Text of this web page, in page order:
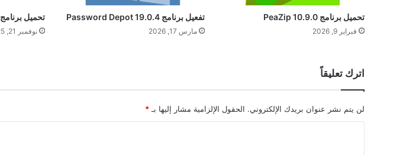
تحميل برنامج PeaZip 10.9.0
فبراير 9, 2026
تفعيل برنامج Password Depot 19.0.4
مارس 17, 2026
تحميل برنامج Simplenote 2.24.0
نوفمبر 21, 2025
اترك تعليقاً
لن يتم نشر عنوان بريدك الإلكتروني. الحقول الإلزامية مشار إليها بـ *